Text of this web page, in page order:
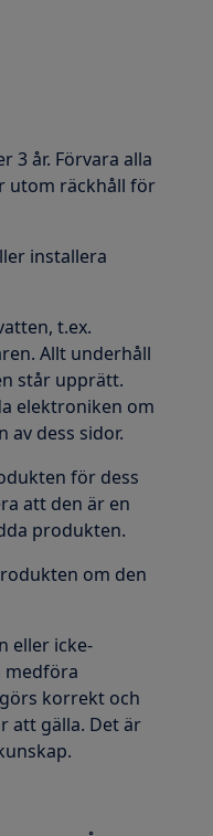
3 år. Förvara alla
utom räckhåll för
installera
t.ex.
Allt underhåll
står upprätt.
elektroniken om
av dess sidor.
för dess
att den är en
produkten.
om den
eller icke-
medföra
korrekt och
att gälla. Det är